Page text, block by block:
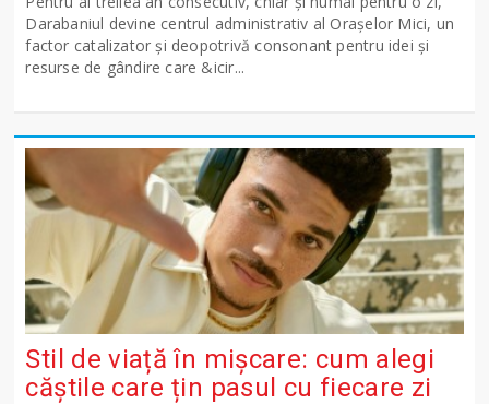
Darabaniul devine centrul administrativ al Orașelor Mici, un
factor catalizator și deopotrivă consonant pentru idei și
resurse de gândire care &icir...
Stil de viață în mișcare: cum alegi
căștile care țin pasul cu fiecare zi